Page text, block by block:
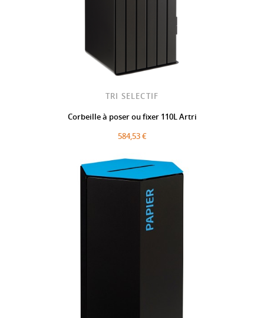
TRI SELECTIF
Corbeille à poser ou fixer 110L Artri
584,53 €